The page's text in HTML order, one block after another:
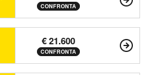
CONFRONTA
€ 21.600
CONFRONTA